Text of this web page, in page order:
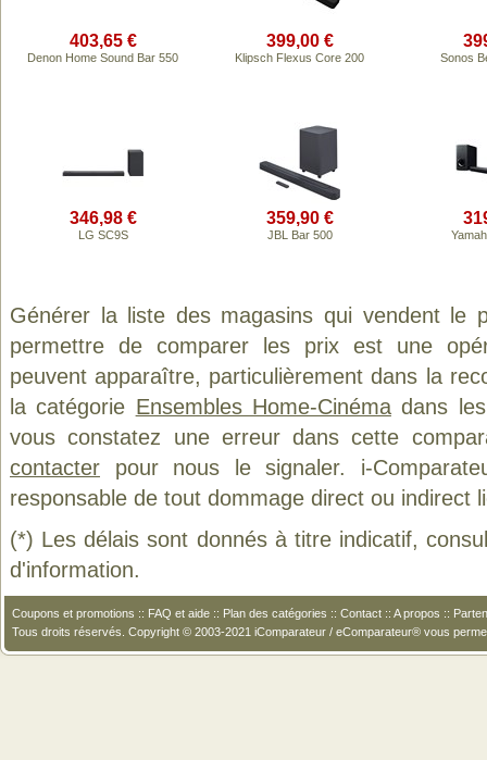
403,65 €
Denon Home Sound Bar 550
399,00 €
Klipsch Flexus Core 200 Sonos
346,98 €
LG SC9S
359,90 €
JBL Bar 500
Générer la liste des magasins qui vendent le
permettre de comparer les prix est une
peuvent apparaître, particulièrement dans la
la catégorie Ensembles Home-Cinémadans les
vous constatez une erreur dans cette
contacter pour nous le signaler. i-
responsable de tout dommage direct ou indirect
(*) Les délais sont donnés à titre indicatif,
d'information.
Coupons et promotions :: FAQ et aide :: Plan des catégories :: Contact :: A propos ::
Tous droits réservés. Copyright © 2003-2021 iComparateur / eComparateur® vous